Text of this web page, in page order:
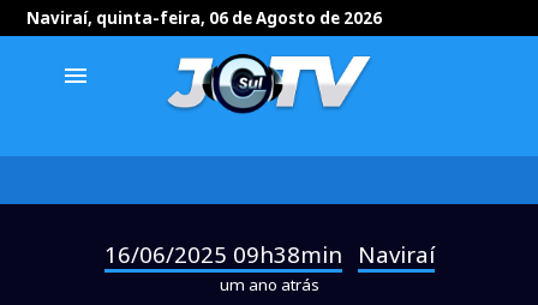
Naviraí, quinta-feira, 06 de Agosto de 2026
menu
16/06/2025 09h38min Naviraí
um ano atrás